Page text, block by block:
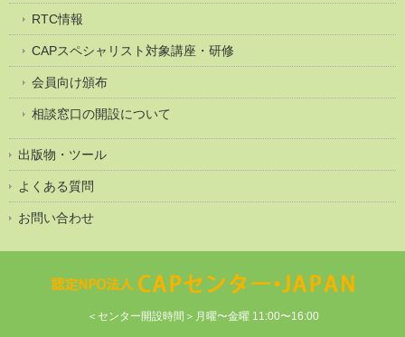
RTC情報
CAPスペシャリスト対象講座・研修
会員向け頒布
相談窓口の開設について
出版物・ツール
よくある質問
お問い合わせ
＜センター開設時間＞月曜〜金曜 11:00〜16:00